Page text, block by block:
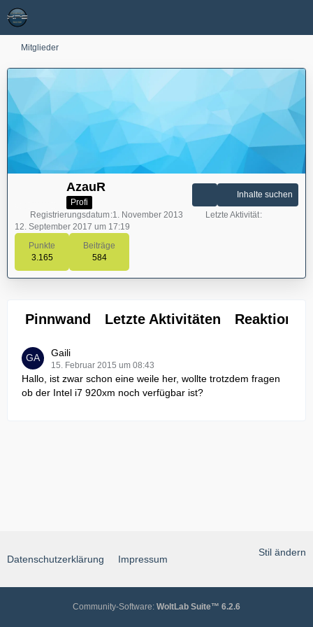
Mitglieder
AzauR
Profi
Punkte
3.165
Beiträge
584
Inhalte suchen
Registrierungsdatum 1. November 2013
Letzte Aktivität
12. September 2017 um 17:19
Pinnwand Letzte Aktivitäten Reaktionen
Gaili
15. Februar 2015 um 08:43
Hallo, ist zwar schon eine weile her, wollte trotzdem fragen
ob der Intel i7 920xm noch verfügbar ist?
Stil ändern
Datenschutzerklärung Impressum
Community-Software: WoltLab Suite™ 6.2.6